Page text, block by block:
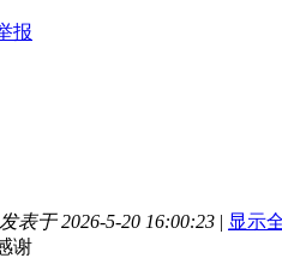
报
发表于 2026-5-20 16:00:23 | 显示
谢